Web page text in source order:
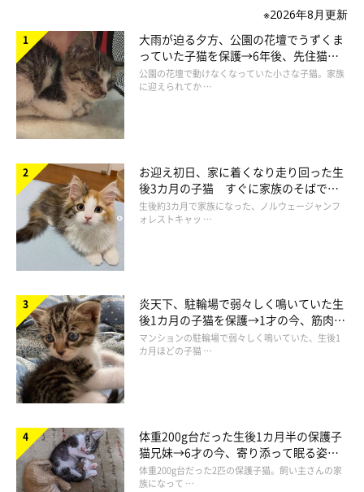
Twitterユーザーからも反響のコメントが
※2026年8月更新
大雨が迫る夕方、公園の花壇でうずくま
っていた子猫を保護→6年後、先住猫
と“姉妹”のような関係に
公園の花壇で動けなくなっていた小さな子猫。家族
に迎えられてか …
お迎え初日、家に着くなり走り回った生
後3カ月の子猫 すぐに家族のそばで落
ち着く姿に「迎えてよかった」
生後約3カ月で家族になった、ノルウェージャンフ
ォレストキャッ …
炎天下、駐輪場で弱々しく鳴いていた生
後1カ月の子猫を保護→1才の今、筋肉質
でツンデレなコに成長
マンションの駐輪場で弱々しく鳴いていた、生後1
カ月ほどの子猫 …
体重200g台だった生後1カ月半の保護子
猫兄妹→6才の今、寄り添って眠る姿に
ほっこり！
体重200g台だった2匹の保護子猫。飼い主さんの家
族になって …